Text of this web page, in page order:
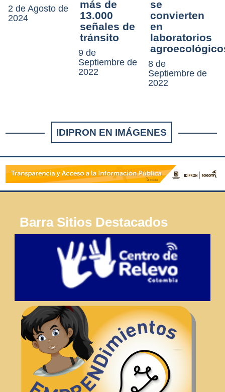
2 de Agosto de
2024
más de
13.000
señales de
tránsito
9 de
Septiembre de
2022
se
convierten
en
laboratorios
8 de
Septiembre de
2022
IDIPRON EN IMÁGENES
Barra Sitios Destacados